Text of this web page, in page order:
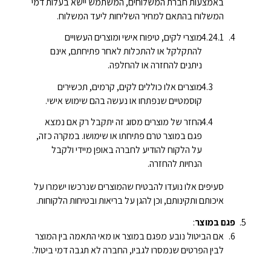
המשלוח בהתאם למחיר השליחות ליעד המשלוח.
מוצרי לקים, טיפוח אישי ומוצרים העשויים
להתקלקל או להתכלות לאחר פתיחתם, אינם
ניתנים להחזרה או להחלפה.
מוצרים אלו כוללים לקים, קרמים, תכשירים
קוסמטיים שנפתחו או נעשה בהם שימוש אישי.
החזר של מוצרים מסוג זה יתקבל רק אם נמצא
פגם במוצר טרם פתיחתו או שימושו. במקרה כזה,
על הלקוח להודיע לחברה באופן מיידי ולקבל
הנחיות להחזרה.
סעיפים אלו נועדו להבטיח שהמוצרים שנרכשו ישמרו על
איכותם ותקינותם, וכן להגן על בריאות ובטיחות הלקוחות.
פגם במוצר:
אם הביטול נובע מפגם במוצר או מאי התאמה בין המוצר
לבין הפרטים שנמסרו לגביו, החברה לא תגבה דמי ביטול.